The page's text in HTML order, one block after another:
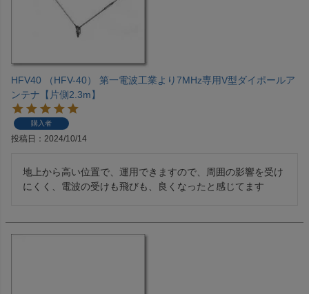
HFV40 （HFV-40） 第一電波工業より7MHz専用V型ダイポールア
ンテナ【片側2.3m】
購入者
投稿日 2024/10/14
地上から高い位置で、運用できますので、周囲の影響を受け
にくく、電波の受けも飛びも、良くなったと感じてます